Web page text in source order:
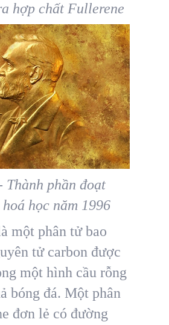
hợp chất Fullerene
Thành phần đoạt
học năm 1996
một phân tử bao
tử carbon được
một hình cầu rỗng
bóng đá. Một phân
đơn lẻ có đường